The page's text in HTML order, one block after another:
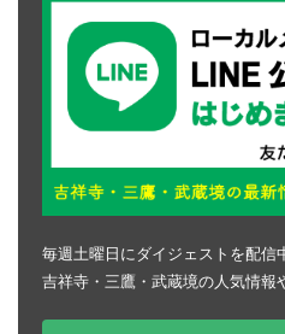
毎週土曜日にダイジェストを配信
吉祥寺・三鷹・武蔵境の人気情報